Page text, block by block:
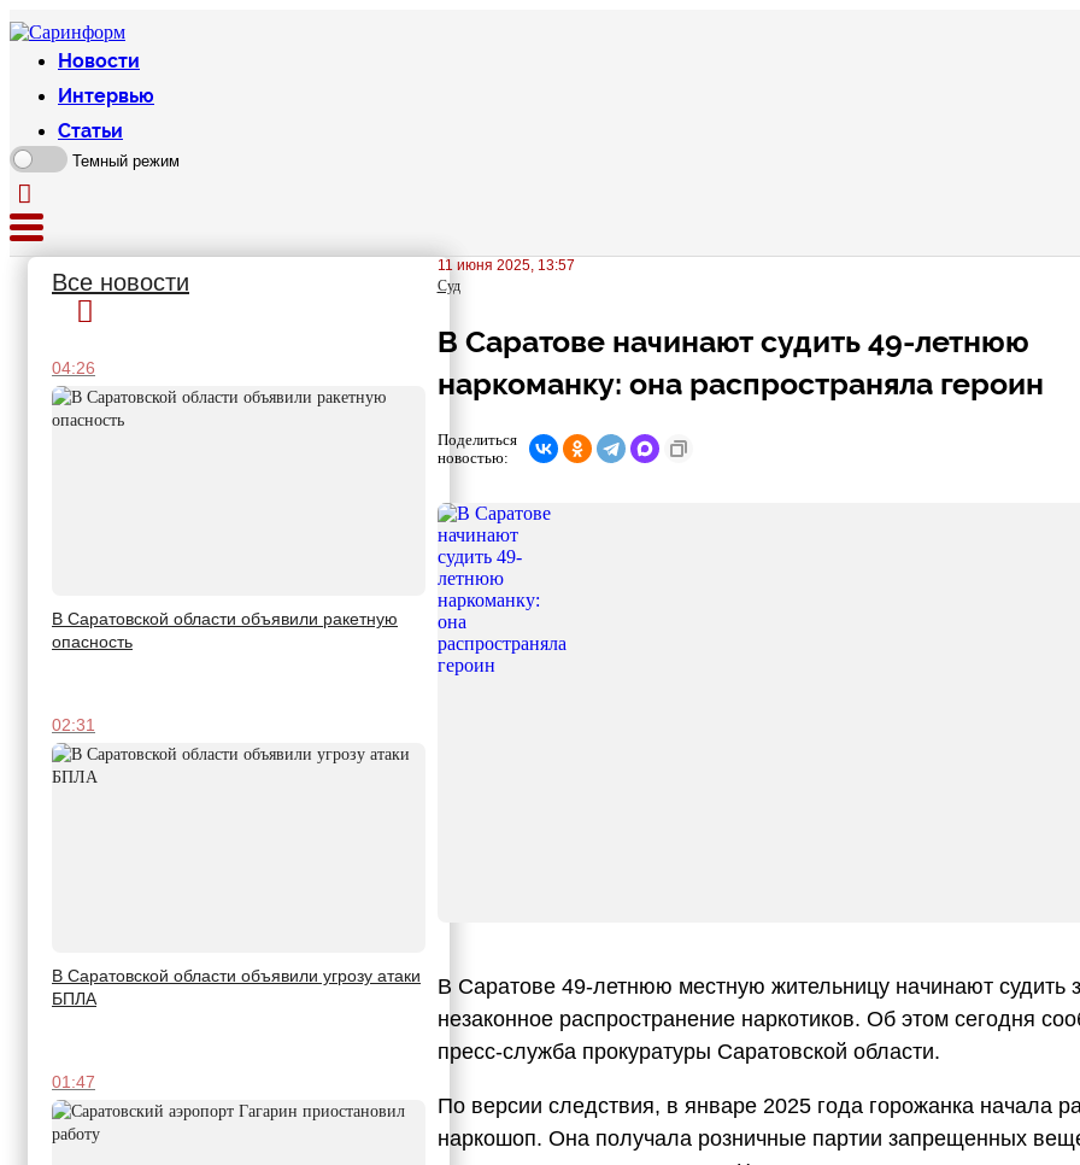
Новости
Интервью
Статьи
Темный режим
Все новости
04:26
В Саратовской области объявили ракетную
опасность
02:31
В Саратовской области объявили угрозу атаки
БПЛА
01:47
11 июня 2025, 13:57
Суд
В Саратове начинают судить 49-летнюю
наркоманку: она распространяла героин
Поделиться
новостью:
В Саратове 49-летнюю местную жительницу начинают судить
незаконное распространение наркотиков. Об этом сегодня
пресс-служба прокуратуры Саратовской области.
По версии следствия, в январе 2025 года горожанка начала
наркошоп. Она получала розничные партии запрещенных